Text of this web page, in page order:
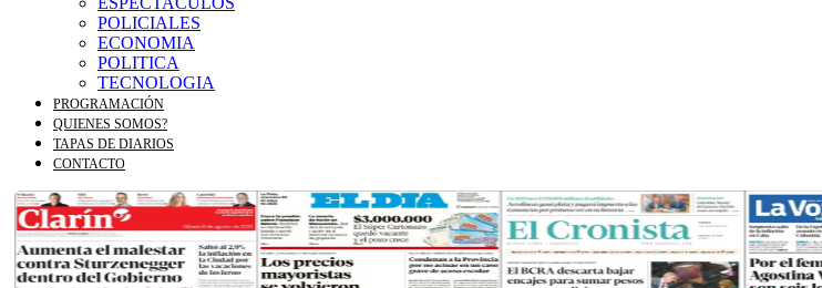
POLICIALES
ECONOMIA
POLITICA
TECNOLOGIA
PROGRAMACIÓN
QUIENES SOMOS?
TAPAS DE DIARIOS
CONTACTO